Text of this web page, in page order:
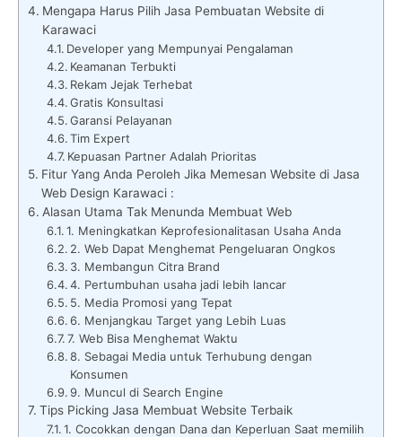
Mengapa Harus Pilih Jasa Pembuatan Website di
Karawaci
Developer yang Mempunyai Pengalaman
Keamanan Terbukti
Rekam Jejak Terhebat
Gratis Konsultasi
Garansi Pelayanan
Tim Expert
Kepuasan Partner Adalah Prioritas
Fitur Yang Anda Peroleh Jika Memesan Website di Jasa
Web Design Karawaci :
Alasan Utama Tak Menunda Membuat Web
1. Meningkatkan Keprofesionalitasan Usaha Anda
2. Web Dapat Menghemat Pengeluaran Ongkos
3. Membangun Citra Brand
4. Pertumbuhan usaha jadi lebih lancar
5. Media Promosi yang Tepat
6. Menjangkau Target yang Lebih Luas
7. Web Bisa Menghemat Waktu
8. Sebagai Media untuk Terhubung dengan
Konsumen
9. Muncul di Search Engine
Tips Picking Jasa Membuat Website Terbaik
1. Cocokkan dengan Dana dan Keperluan Saat memilih